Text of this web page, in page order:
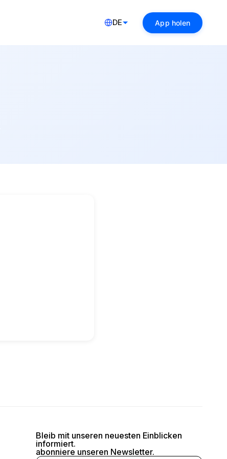
DE App holen
Bleib mit unseren neuesten Einblicken
informiert.
abonniere unseren Newsletter.